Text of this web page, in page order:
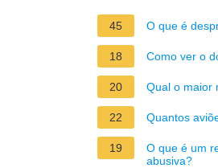
45 O que é
18 Como ver o
20 Qual o maior
22 Quantos
19
O que é um
abusiva?